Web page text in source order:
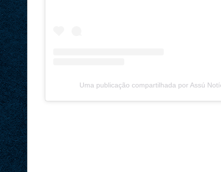
Uma publicação compartilhada por Assú